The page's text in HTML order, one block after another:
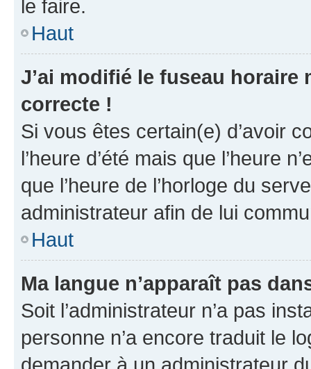
le faire.
Haut
J’ai modifié le fuseau horaire
correcte !
Si vous êtes certain(e) d’avoir
l’heure d’été mais que l’heure
que l’heure de l’horloge du
administrateur afin de lui
Haut
Ma langue n’apparaît pas
Soit l’administrateur n’a pas
personne n’a encore traduit le